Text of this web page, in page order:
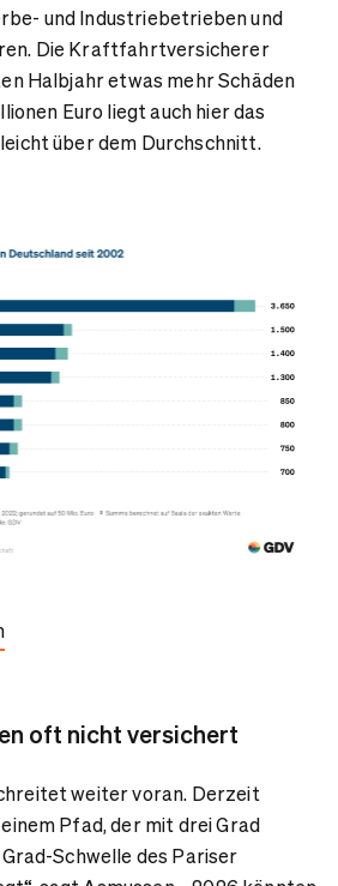
und Industriebetrieben und
Die Kraftfahrtversicherer
Halbjahr etwas mehr Schäden
Euro liegt auch hier das
über dem Durchschnitt.
oft nicht versichert
weiter voran. Derzeit
Pfad, der mit drei Grad
Schwelle des Pariser